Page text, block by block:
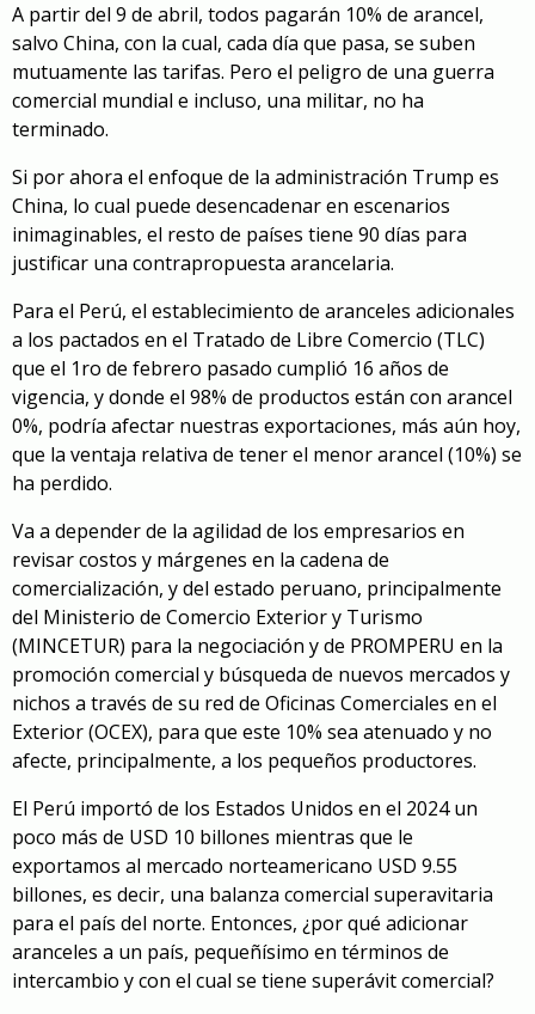
A partir del 9 de abril, todos pagarán 10% de arancel,
salvo China, con la cual, cada día que pasa, se suben
mutuamente las tarifas. Pero el peligro de una guerra
comercial mundial e incluso, una militar, no ha
terminado.
Si por ahora el enfoque de la administración Trump es
China, lo cual puede desencadenar en escenarios
inimaginables, el resto de países tiene 90 días para
justificar una contrapropuesta arancelaria.
Para el Perú, el establecimiento de aranceles adicionales
a los pactados en el Tratado de Libre Comercio (TLC)
que el 1ro de febrero pasado cumplió 16 años de
vigencia, y donde el 98% de productos están con arancel
0%, podría afectar nuestras exportaciones, más aún hoy,
que la ventaja relativa de tener el menor arancel (10%) se
ha perdido.
Va a depender de la agilidad de los empresarios en
revisar costos y márgenes en la cadena de
comercialización, y del estado peruano, principalmente
del Ministerio de Comercio Exterior y Turismo
(MINCETUR) para la negociación y de PROMPERU en la
promoción comercial y búsqueda de nuevos mercados y
nichos a través de su red de Oficinas Comerciales en el
Exterior (OCEX), para que este 10% sea atenuado y no
afecte, principalmente, a los pequeños productores.
El Perú importó de los Estados Unidos en el 2024 un
poco más de USD 10 billones mientras que le
exportamos al mercado norteamericano USD 9.55
billones, es decir, una balanza comercial superavitaria
para el país del norte. Entonces, ¿por qué adicionar
aranceles a un país, pequeñísimo en términos de
intercambio y con el cual se tiene superávit comercial?